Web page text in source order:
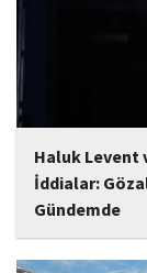
Haluk Levent
İddialar:
Gündemde
İstanbul
Levent ile